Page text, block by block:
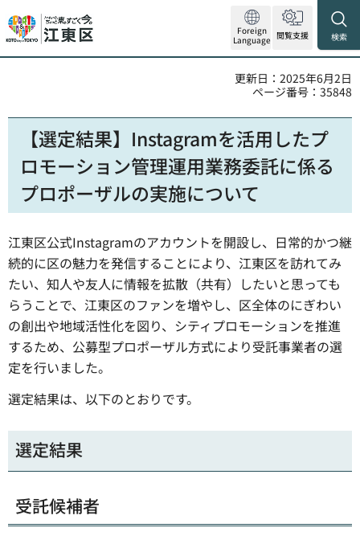
Foreign
Language 閲覧支援 検索
更新日：2025年6月2日
ページ番号：35848
【選定結果】Instagramを活用したプ
ロモーション管理運用業務委託に係る
プロポーザルの実施について
江東区公式Instagramのアカウントを開設し、日常的かつ継
続的に区の魅力を発信することにより、江東区を訪れてみ
たい、知人や友人に情報を拡散（共有）したいと思っても
らうことで、江東区のファンを増やし、区全体のにぎわい
の創出や地域活性化を図り、シティプロモーションを推進
するため、公募型プロポーザル方式により受託事業者の選
定を行いました。
選定結果は、以下のとおりです。
選定結果
受託候補者